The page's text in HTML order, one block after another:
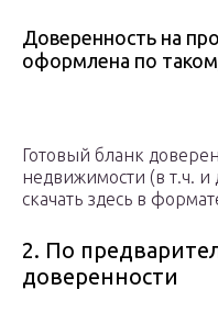
Доверенность на
оформлена по
Готовый бланк
недвижимости (в т.ч. и
скачать здесь в
2. По
доверенности